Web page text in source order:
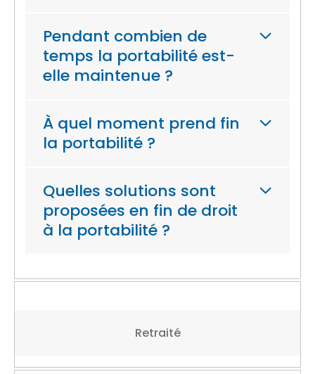
Pendant combien de
temps la portabilité est-
elle maintenue ?
À quel moment prend fin
la portabilité ?
Quelles solutions sont
proposées en fin de droit
à la portabilité ?
Retraité